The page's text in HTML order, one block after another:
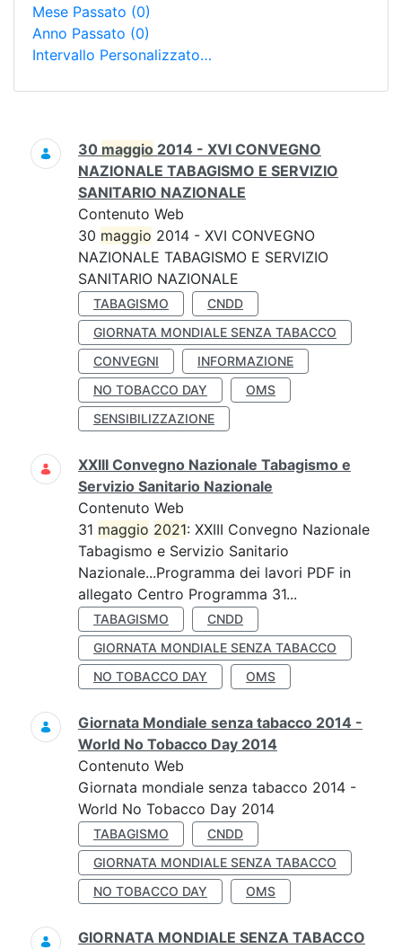
Mese Passato (0)
Anno Passato (0)
Intervallo Personalizzato…
Ricerca
30 maggio 2014 - XVI CONVEGNO
NAZIONALE TABAGISMO E SERVIZIO
SANITARIO NAZIONALE
Contenuto Web
30 maggio 2014 - XVI CONVEGNO
NAZIONALE TABAGISMO E SERVIZIO
SANITARIO NAZIONALE
TABAGISMO
CNDD
GIORNATA MONDIALE SENZA TABACCO
CONVEGNI
INFORMAZIONE
NO TOBACCO DAY
OMS
SENSIBILIZZAZIONE
XXIII Convegno Nazionale Tabagismo e
Servizio Sanitario Nazionale
Contenuto Web
31 maggio 2021: XXIII Convegno Nazionale
Tabagismo e Servizio Sanitario
Nazionale...Programma dei lavori PDF in
allegato Centro Programma 31...
TABAGISMO
CNDD
GIORNATA MONDIALE SENZA TABACCO
NO TOBACCO DAY
OMS
Giornata Mondiale senza tabacco 2014 -
World No Tobacco Day 2014
Contenuto Web
Giornata mondiale senza tabacco 2014 -
World No Tobacco Day 2014
TABAGISMO
CNDD
GIORNATA MONDIALE SENZA TABACCO
NO TOBACCO DAY
OMS
GIORNATA MONDIALE SENZA TABACCO